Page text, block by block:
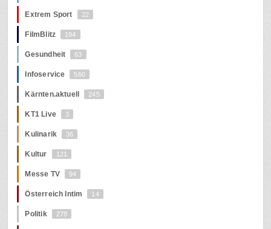
Extrem Sport 22
FilmBlitz 194
Gesundheit 63
Infoservice 560
Kärnten.aktuell 245
KT1 Live 3
Kulinarik 36
Kultur 121
Messe TV 94
Österreich Intim 14
Politik 278